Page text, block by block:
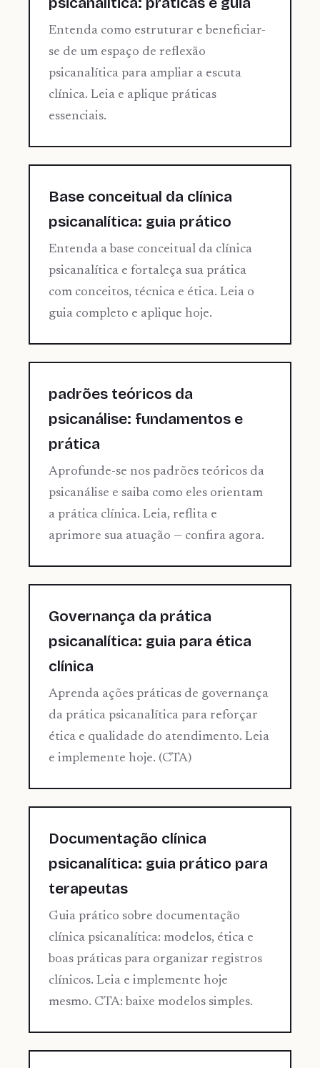
Entenda como estruturar e beneficiar-
se de um espaço de reflexão
psicanalítica para ampliar a escuta
clínica. Leia e aplique práticas
essenciais.
Base conceitual da clínica
psicanalítica: guia prático
Entenda a base conceitual da clínica
psicanalítica e fortaleça sua prática
com conceitos, técnica e ética. Leia o
guia completo e aplique hoje.
padrões teóricos da
psicanálise: fundamentos e
prática
Aprofunde-se nos padrões teóricos da
psicanálise e saiba como eles orientam
a prática clínica. Leia, reflita e
aprimore sua atuação — confira agora.
Governança da prática
psicanalítica: guia para ética
clínica
Aprenda ações práticas de governança
da prática psicanalítica para reforçar
ética e qualidade do atendimento. Leia
e implemente hoje. (CTA)
Documentação clínica
psicanalítica: guia prático para
terapeutas
Guia prático sobre documentação
clínica psicanalítica: modelos, ética e
boas práticas para organizar registros
clínicos. Leia e implemente hoje
mesmo. CTA: baixe modelos simples.